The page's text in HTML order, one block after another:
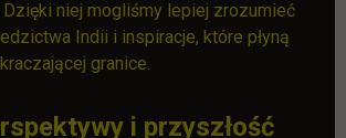
Dzięki niej mogliśmy lepiej zrozumieć
Indii i inspiracje, które płyną
granice.
i przyszłość